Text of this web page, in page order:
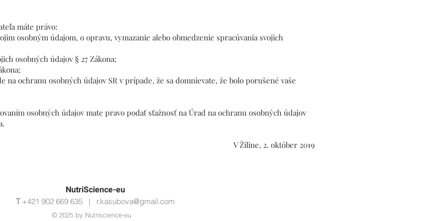
máte právo:
osobným údajom, o opravu, vymazanie alebo obmedzenie spracúvania svojich
osobných údajov § 27 Zákona;
na ochranu osobných údajov SR v prípade, že sa domnievate, že bolo porušené vaše
osobných údajov mate pravo podať sťažnosť na Úrad na ochranu osobných údajov
V Žiline, 2. október 2019
NutriScience-eu
T+421 902 669 635 | r.kasubova@gmail.com
© 2025 by Nutriscience-eu